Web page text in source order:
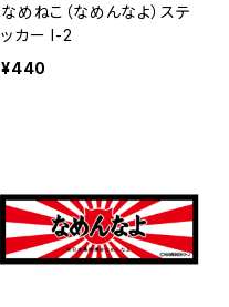
なめねこ（なめんなよ）ステ
ッカー I-2
¥440